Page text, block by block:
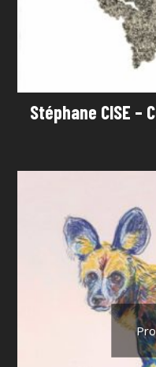
Stéphane CISE